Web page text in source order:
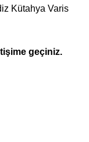
Kütahya Varis
geçiniz.